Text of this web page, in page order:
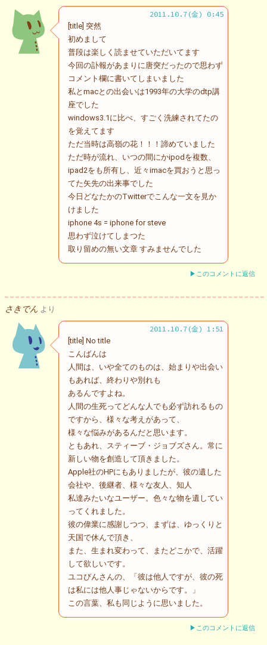
2011.10.7(金) 0:45
[title] 突然
初めまして
普段は楽しく読ませていただいてます
今回の訃報があまりに唐突だったので思わず
コメント欄に書いてしまいました
私とmacとの出会いは1993年の大学のdtp講
座でした
windows3.1に比べ、すごく洗練されてたの
を覚えてます
ただ当時は高嶺の花！！！諦めていました
ただ時が流れ、いつの間にかipodを複数、
ipad2をも所有し、近々imacを買おうと思っ
てた矢先の出来事でした
今日どなたかのTwitterでこんな一文を見か
けました
iphone 4s = iphone for steve
思わず泣けてしまつた
取り留めの無い文章 すみませんでした
▶このコメントに返信
さきでん より
2011.10.7(金) 1:51
[title] No title
こんばんは
人間は、いや全てのものは、始まりや出会い
もあれば、終わりや別れも
あるんですよね。
人間の生死ってどんな人でも必ず訪れるもの
ですから、様々な考えがあって、
様々な悩みがあるんだと思います。
ともあれ、スティーブ・ジョブズさん。常に
新しい物を創造して頂きました。
Apple社のHPにもありましたが、彼の遺した
会社や、後継者、様々な友人、知人
私達みたいなユーザー。色々な物を遺してい
ってくれました。
彼の偉業に感謝しつつ、まずは、ゆっくりと
天国で休んで頂き、
また、生まれ変わって、またどこかで、活躍
して欲しいです。
ユコびんさんの、「彼は他人ですが、彼の死
は私には他人事じゃないからです。」
この言葉、私も同じように思いました。
▶このコメントに返信